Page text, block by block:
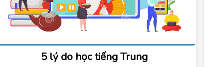
5 lý do học tiếng Trung